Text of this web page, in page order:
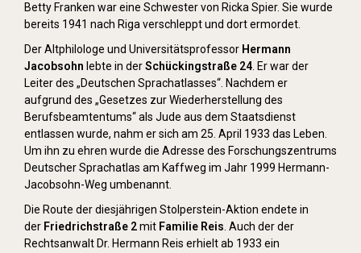
Betty Franken war eine Schwester von Ricka Spier. Sie wurde
bereits 1941 nach Riga verschleppt und dort ermordet.
Der Altphilologe und Universitätsprofessor Hermann
Jacobsohn lebte in derSchückingstraße 24 . Er war der
Leiter des „Deutschen Sprachatlasses“. Nachdem er
aufgrund des „Gesetzes zur Wiederherstellung des
Berufsbeamtentums“ als Jude aus dem Staatsdienst
entlassen wurde, nahm er sich am 25. April 1933 das Leben.
Um ihn zu ehren wurde die Adresse des Forschungszentrums
Deutscher Sprachatlas am Kaffweg im Jahr 1999 Hermann-
Jacobsohn-Weg umbenannt.
Die Route der diesjährigen Stolperstein-Aktion endete in
der Friedrichstraße 2mit Familie Reis . Auch der der
Rechtsanwalt Dr. Hermann Reis erhielt ab 1933 ein